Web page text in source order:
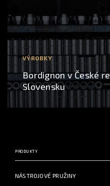
VÝROBKY
Bordignon v České
Slovensku
PRODUKTY
NÁSTROJOVÉ PRUŽINY